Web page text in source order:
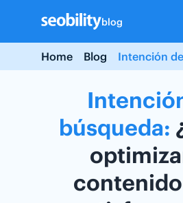
content
blog
Home Blog Intención
búsqueda: